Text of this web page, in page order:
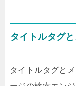
タイトルタグ
タイトルタグと